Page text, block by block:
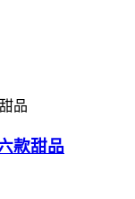
款甜品